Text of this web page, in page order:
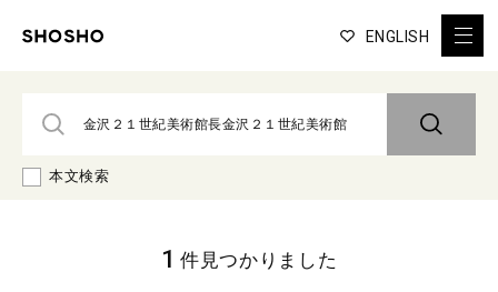
ENGLISH
本文検索
1 件見つかりました